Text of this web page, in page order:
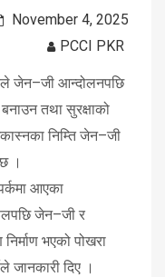
November 4, 2025
PCCI PKR
जेन–जी आन्दोलनपछि
तथा सुरक्षाको
निम्ति जेन–जी
।
आएका
जेन–जी र
भएको पोखरा
जानकारी दिए ।